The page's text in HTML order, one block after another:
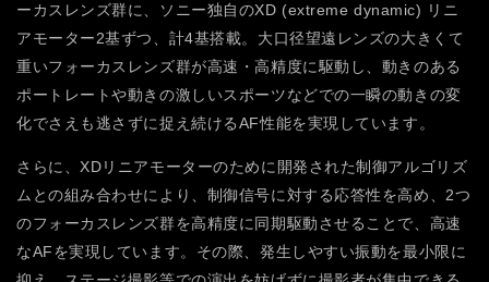
ーカスレンズ群に、ソニー独自のXD (extreme dynamic) リニ
アモーター2基ずつ、計4基搭載。大口径望遠レンズの大きくて
重いフォーカスレンズ群が高速・高精度に駆動し、動きのある
ポートレートや動きの激しいスポーツなどでの一瞬の動きの変
化でさえも逃さずに捉え続けるAF性能を実現しています。
さらに、XDリニアモーターのために開発された制御アルゴリズ
ムとの組み合わせにより、制御信号に対する応答性を高め、2つ
のフォーカスレンズ群を高精度に同期駆動させることで、高速
なAFを実現しています。その際、発生しやすい振動を最小限に